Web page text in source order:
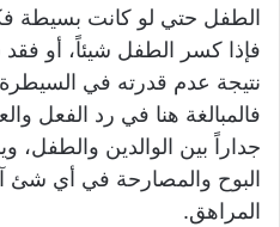
الطفل حتي لو كانت بسيطة
فإذا كسر الطفل شيئاً، أو فقد
نتيجة عدم قدرته في
فالمبالغة هنا في رد الفعل
جداراً بين الوالدين والطفل،
البوح والمصارحة في أي شئ
المراهق.